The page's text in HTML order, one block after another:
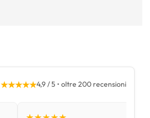
★★★★★4,9 / 5 • oltre 200 recensioni